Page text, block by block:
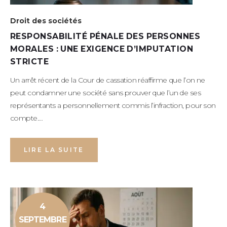
Droit des sociétés
RESPONSABILITÉ PÉNALE DES PERSONNES
MORALES : UNE EXIGENCE D’IMPUTATION
STRICTE
Un arrêt récent de la Cour de cassation réaffirme que l’on ne
peut condamner une société sans prouver que l’un de ses
représentants a personnellement commis l’infraction, pour son
compte.…
LIRE LA SUITE
4
SEPTEMBRE